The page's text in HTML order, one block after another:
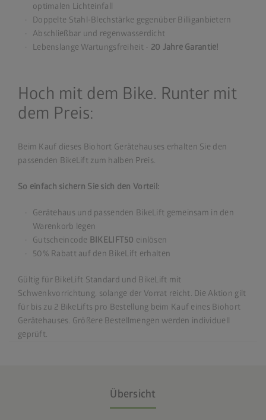
optimalen Lichteinfall
Doppelte Stahl-Blechstärke gegenüber Billiganbietern
Abschließbar und regenwasserdicht
Lebenslange Wartungsfreiheit - 20 Jahre Garantie!
Hoch mit dem Bike. Runter mit
dem Preis:
Beim Kauf dieses Biohort Gerätehauses erhalten Sie den
passenden BikeLift zum halben Preis.
So einfach sichern Sie sich den Vorteil:
Gerätehaus und passenden BikeLift gemeinsam in den
Warenkorb legen
Gutscheincode BIKELIFT50 einlösen
50% Rabatt auf den BikeLift erhalten
Gültig für BikeLift Standard und BikeLift mit
Schwenkvorrichtung, solange der Vorrat reicht. Die Aktion gilt
für bis zu 2 BikeLifts pro Bestellung beim Kauf eines Biohort
Gerätehauses. Größere Bestellmengen werden individuell
geprüft.
Übersicht